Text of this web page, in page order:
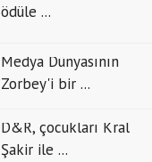
ödüle ...
Medya Dünyasının
Zorbey'i bir ...
D&R, çocukları Kral
Şakir ile ...